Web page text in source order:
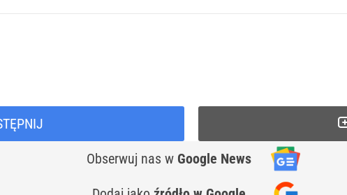
Obserwuj nas w Google News